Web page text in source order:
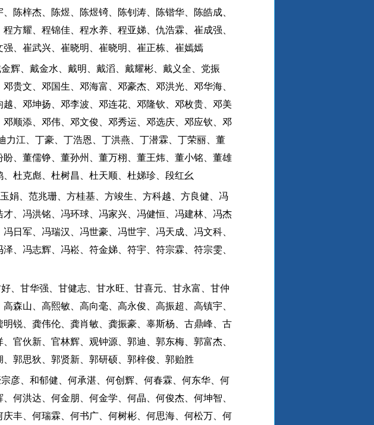
陈梓杰、陈煜、陈煜锜、陈钊涛、陈锴华、陈皓成、
方耀、程锦佳、程水养、程亚娣、仇浩霖、崔成强、
、崔武兴、崔晓明、崔晓明、崔正栋、崔嫣嫣
辉、戴金水、戴明、戴滔、戴耀彬、戴义全、党振
贵文、邓国生、邓海富、邓豪杰、邓洪光、邓华海、
、邓坤扬、邓李波、邓连花、邓隆钦、邓枚贵、邓美
顺添、邓伟、邓文俊、邓秀运、邓选庆、邓应钦、邓
力江、丁豪、丁浩恩、丁洪燕、丁潜霖、丁荣丽、董
、董儒铮、董孙州、董万栩、董王炜、董小铭、董雄
杜克彪、杜树昌、杜天顺、杜娣珍、段红幺
娟、范兆珊、方桂基、方竣生、方科越、方良健、冯
、冯洪铭、冯环球、冯家兴、冯健恒、冯建林、冯杰
日军、冯瑞汉、冯世豪、冯世宇、冯天成、冯文科、
、冯志辉、冯崧、符金娣、符宇、符宗霖、符宗雯、
、甘华强、甘健志、甘水旺、甘喜元、甘永富、甘仲
森山、高熙敏、高向毫、高永俊、高振超、高镇宇、
锐、龚伟伦、龚肖敏、龚振豪、辜斯杨、古鼎峰、古
官伙新、官林辉、观钟源、郭迪、郭东梅、郭富杰、
郭思狄、郭贤新、郭研硕、郭梓俊、郭贻胜
彦、和郁健、何承湛、何创辉、何春霖、何东华、何
何洪达、何金朋、何金学、何晶、何俊杰、何坤智、
丰、何瑞霖、何书广、何树彬、何思海、何松万、何